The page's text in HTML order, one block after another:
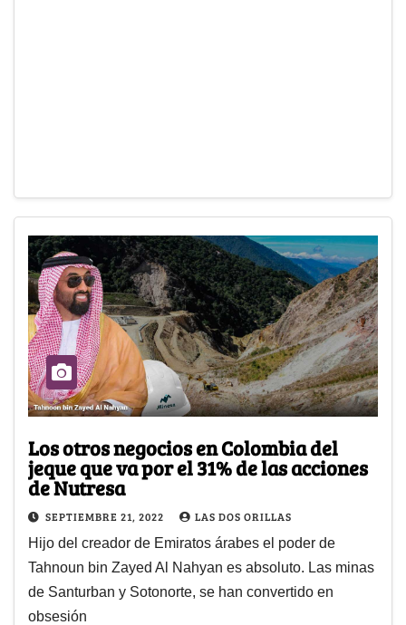
Los otros negocios en Colombia del
jeque que va por el 31% de las acciones
de Nutresa
SEPTIEMBRE 21, 2022 LAS DOS ORILLAS
Hijo del creador de Emiratos árabes el poder de
Tahnoun bin Zayed Al Nahyan es absoluto. Las minas
de Santurban y Sotonorte, se han convertido en
obsesión